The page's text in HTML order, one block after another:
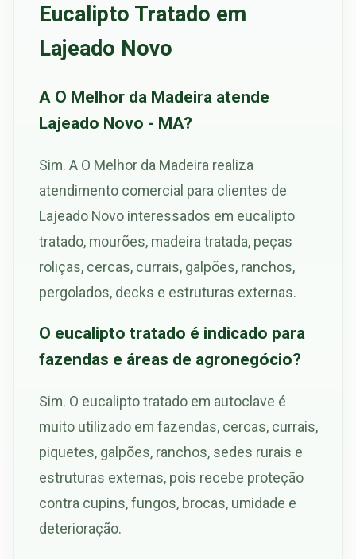
Eucalipto Tratado em
Lajeado Novo
A O Melhor da Madeira atende
Lajeado Novo - MA?
Sim. A O Melhor da Madeira realiza
atendimento comercial para clientes de
Lajeado Novo interessados em eucalipto
tratado, mourões, madeira tratada, peças
roliças, cercas, currais, galpões, ranchos,
pergolados, decks e estruturas externas.
O eucalipto tratado é indicado para
fazendas e áreas de agronegócio?
Sim. O eucalipto tratado em autoclave é
muito utilizado em fazendas, cercas, currais,
piquetes, galpões, ranchos, sedes rurais e
estruturas externas, pois recebe proteção
contra cupins, fungos, brocas, umidade e
deterioração.